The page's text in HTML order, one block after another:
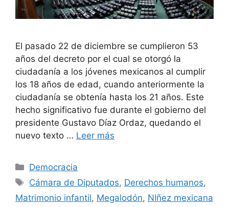
El pasado 22 de diciembre se cumplieron 53
años del decreto por el cual se otorgó la
ciudadanía a los jóvenes mexicanos al cumplir
los 18 años de edad, cuando anteriormente la
ciudadanía se obtenía hasta los 21 años. Este
hecho significativo fue durante el gobierno del
presidente Gustavo Díaz Ordaz, quedando el
nuevo texto … Leer más
Democracia
Cámara de Diputados, Derechos humanos,
Matrimonio infantil, Megalodón, NIñez mexicana